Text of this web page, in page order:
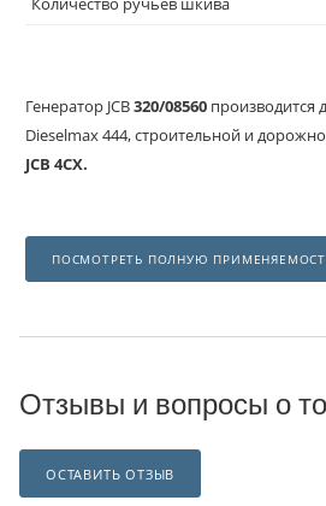
Генератор JCB320/08560 производится
Dieselmax 444, строительной и
JCB 4CX.
ПОСМОТРЕТЬ ПОЛНУЮ
Отзывы и вопросы о
ОСТАВИТЬ ОТЗЫВ